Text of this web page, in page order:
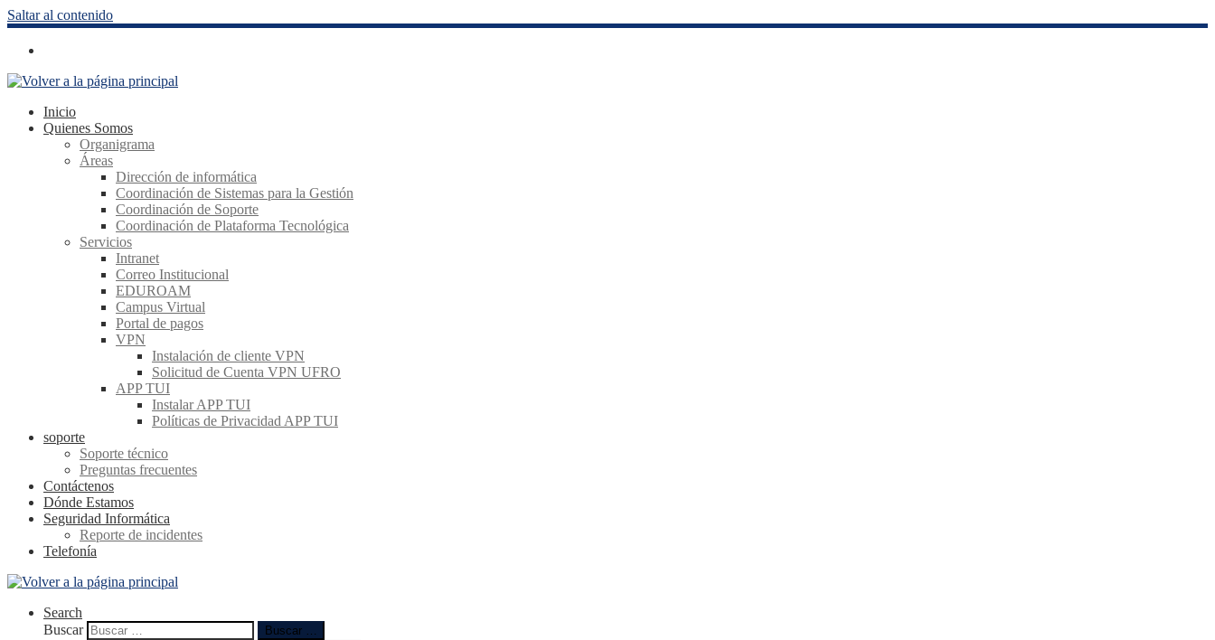
Saltar al contenido
Inicio
Quienes Somos
Organigrama
Áreas
Dirección de informática
Coordinación de Sistemas para la Gestión
Coordinación de Soporte
Coordinación de Plataforma Tecnológica
Servicios
Intranet
Correo Institucional
EDUROAM
Campus Virtual
Portal de pagos
VPN
Instalación de cliente VPN
Solicitud de Cuenta VPN UFRO
APP TUI
Instalar APP TUI
Políticas de Privacidad APP TUI
soporte
Soporte técnico
Preguntas frecuentes
Contáctenos
Dónde Estamos
Seguridad Informática
Reporte de incidentes
Telefonía
Search
Buscar
Buscar …